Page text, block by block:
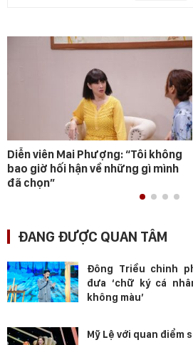
Diễn viên Mai Phượng: “Tôi không
bao giờ hối hận về những gì mình
đã chọn”
ĐANG ĐƯỢC QUAN TÂM
Đông Triều chinh
đưa ‘chữ ký cá
không màu’
Mỹ Lệ với quan điểm